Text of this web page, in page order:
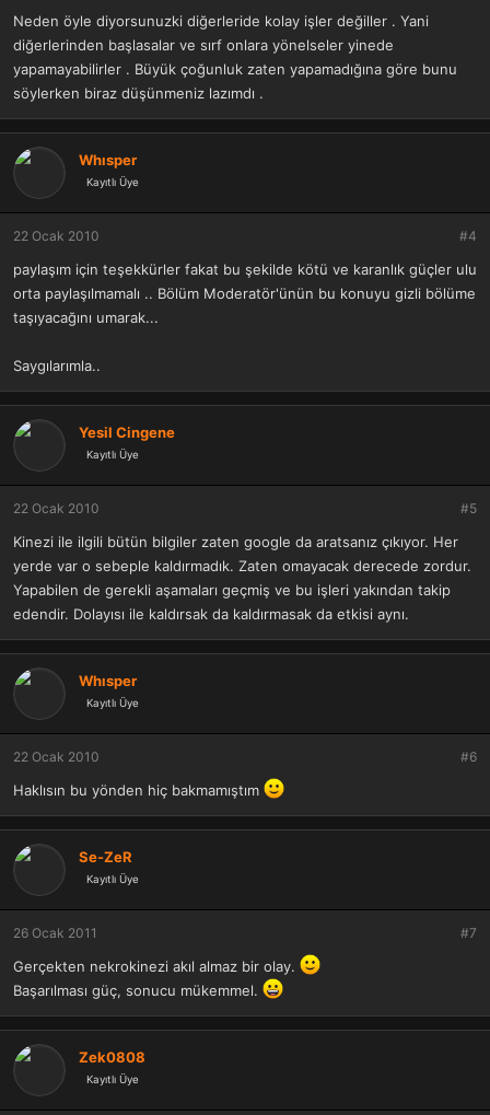
Neden öyle diyorsunuzki diğerleride kolay işler değiller . Yani
diğerlerinden başlasalar ve sırf onlara yönelseler yinede
yapamayabilirler . Büyük çoğunluk zaten yapamadığına göre bunu
söylerken biraz düşünmeniz lazımdı .
Whısper
Kayıtlı Üye
22 Ocak 2010 #4
paylaşım için teşekkürler fakat bu şekilde kötü ve karanlık güçler ulu
orta paylaşılmamalı .. Bölüm Moderatör'ünün bu konuyu gizli bölüme
taşıyacağını umarak...
Saygılarımla..
Yesil Cingene
Kayıtlı Üye
22 Ocak 2010 #5
Kinezi ile ilgili bütün bilgiler zaten google da aratsanız çıkıyor. Her
yerde var o sebeple kaldırmadık. Zaten omayacak derecede zordur.
Yapabilen de gerekli aşamaları geçmiş ve bu işleri yakından takip
edendir. Dolayısı ile kaldırsak da kaldırmasak da etkisi aynı.
Whısper
Kayıtlı Üye
22 Ocak 2010 #6
Haklısın bu yönden hiç bakmamıştım
Se-ZeR
Kayıtlı Üye
26 Ocak 2011 #7
Gerçekten nekrokinezi akıl almaz bir olay.
Başarılması güç, sonucu mükemmel.
Zek0808
Kayıtlı Üye